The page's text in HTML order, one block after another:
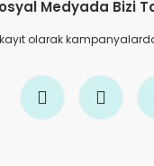
Medyada Bizi
olarak